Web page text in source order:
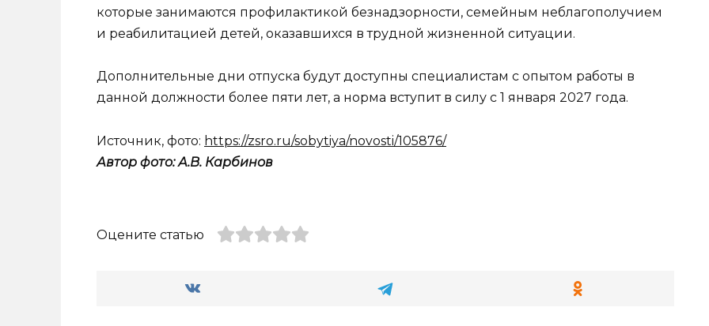
которые занимаются профилактикой безнадзорности, семейным неблагополучием
и реабилитацией детей, оказавшихся в трудной жизненной ситуации.
Дополнительные дни отпуска будут доступны специалистам с опытом работы в
данной должности более пяти лет, а норма вступит в силу с 1 января 2027 года.
Источник, фото: https://zsro.ru/sobytiya/novosti/105876/
Автор фото: А.В. Карбинов
Оцените статью